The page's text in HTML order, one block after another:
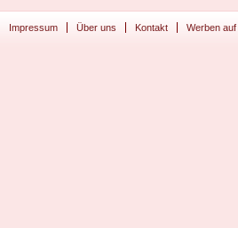
Impressum Über uns Kontakt Werben